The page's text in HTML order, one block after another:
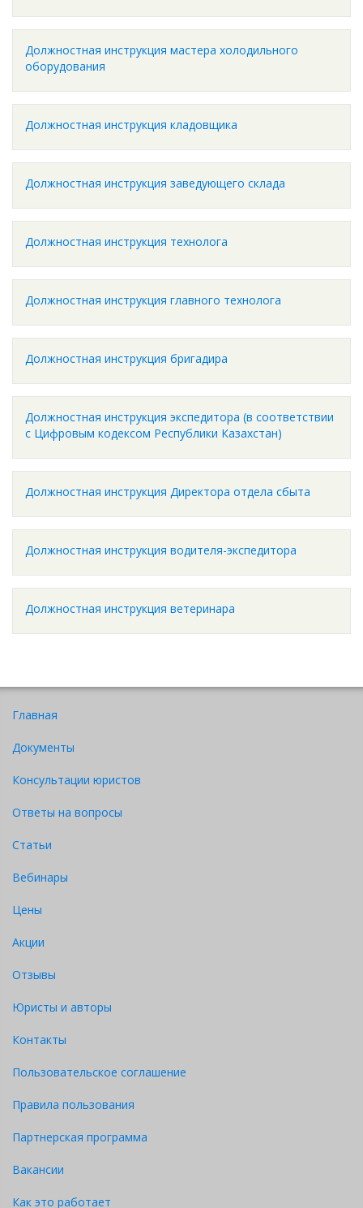
Должностная инструкция мастера холодильного
оборудования
Должностная инструкция кладовщика
Должностная инструкция заведующего склада
Должностная инструкция технолога
Должностная инструкция главного технолога
Должностная инструкция бригадира
Должностная инструкция экспедитора (в соответствии
с Цифровым кодексом Республики Казахстан)
Должностная инструкция Директора отдела сбыта
Должностная инструкция водителя-экспедитора
Должностная инструкция ветеринара
Главная
Документы
Консультации юристов
Ответы на вопросы
Статьи
Вебинары
Цены
Акции
Отзывы
Юристы и авторы
Контакты
Пользовательское соглашение
Правила пользования
Партнерская программа
Вакансии
Как это работает